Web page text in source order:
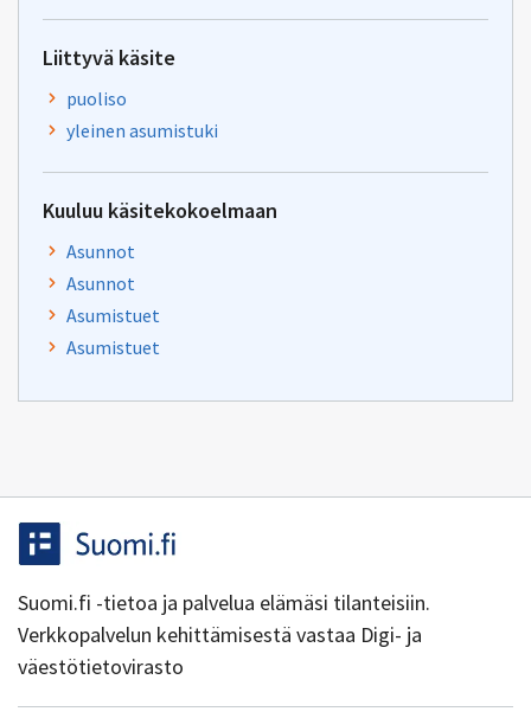
Liittyvä käsite
puoliso
yleinen asumistuki
Kuuluu käsitekokoelmaan
Asunnot
Asunnot
Asumistuet
Asumistuet
Suomi.fi -tietoa ja palvelua elämäsi tilanteisiin.
Verkkopalvelun kehittämisestä vastaa Digi- ja
väestötietovirasto